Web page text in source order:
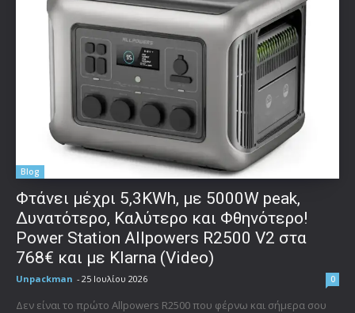
Blog
Φτάνει μέχρι 5,3KWh, με 5000W peak,
Δυνατότερο, Καλύτερο και Φθηνότερο!
Power Station Allpowers R2500 V2 στα
768€ και με Klarna (Video)
Unpackman - 25 Ιουλίου 2026 0
Δεν είναι το πρώτο Allpowers R2500 που φέρνω και σήμερα σου